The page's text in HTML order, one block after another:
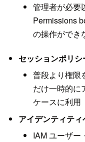
管理者が必要
Permissions
の操作ができ
セッションポリシ
普段より権限
だけ一時的に
ケースに利用
アイデンティテ
IAM ユーザー